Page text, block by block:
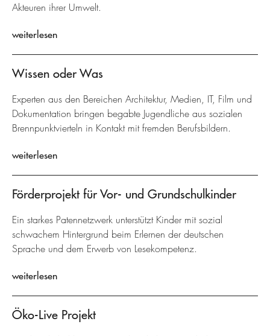
Akteuren ihrer Umwelt.
weiterlesen
Wissen oder Was
Experten aus den Bereichen Architektur, Medien, IT, Film und
Dokumentation bringen begabte Jugendliche aus sozialen
Brennpunktvierteln in Kontakt mit fremden Berufsbildern.
weiterlesen
Förderprojekt für Vor- und Grundschulkinder
Ein starkes Patennetzwerk unterstützt Kinder mit sozial
schwachem Hintergrund beim Erlernen der deutschen
Sprache und dem Erwerb von Lesekompetenz.
weiterlesen
Öko-Live Projekt